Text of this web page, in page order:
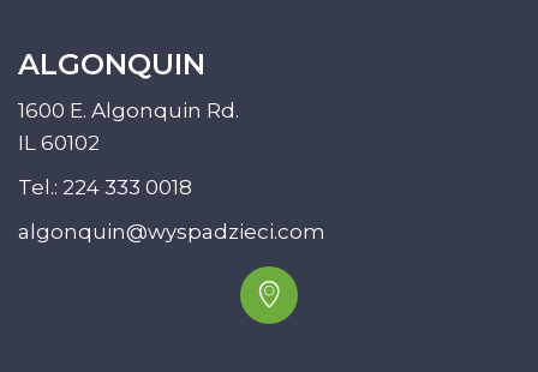
ALGONQUIN
1600 E. Algonquin Rd.
IL 60102
Tel.: 224 333 0018
algonquin@wyspadzieci.com